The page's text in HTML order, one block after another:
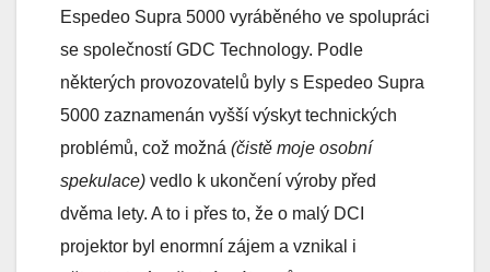
Espedeo Supra 5000 vyráběného ve spolupráci
se společností GDC Technology. Podle
některých provozovatelů byly s Espedeo Supra
5000 zaznamenán vyšší výskyt technických
problémů, což možná (čistě moje osobní
spekulace) vedlo k ukončení výroby před
dvěma lety. A to i přes to, že o malý DCI
projektor byl enormní zájem a vznikal i